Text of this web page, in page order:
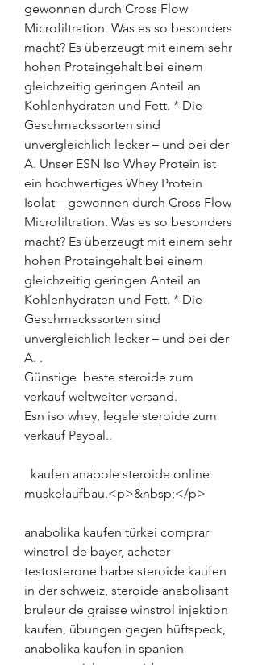
gewonnen durch Cross Flow
Microfiltration. Was es so besonders
macht? Es überzeugt mit einem sehr
hohen Proteingehalt bei einem
gleichzeitig geringen Anteil an
Kohlenhydraten und Fett. * Die
Geschmackssorten sind
unvergleichlich lecker – und bei der
A. Unser ESN Iso Whey Protein ist
ein hochwertiges Whey Protein
Isolat – gewonnen durch Cross Flow
Microfiltration. Was es so besonders
macht? Es überzeugt mit einem sehr
hohen Proteingehalt bei einem
gleichzeitig geringen Anteil an
Kohlenhydraten und Fett. * Die
Geschmackssorten sind
unvergleichlich lecker – und bei der
A. .
Günstige  beste steroide zum
verkauf weltweiter versand.
Esn iso whey, legale steroide zum
verkauf Paypal..
muskelaufbau.<p>&nbsp;</p>
anabolika kaufen türkei comprar
winstrol de bayer, acheter
testosterone barbe steroide kaufen
in der schweiz, steroide anabolisant
bruleur de graisse winstrol injektion
kaufen, übungen gegen hüftspeck,
anabolika kaufen in spanien